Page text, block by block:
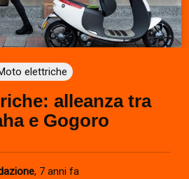
elettriche
alleanza tra
e Gogoro
, 7 anni fa